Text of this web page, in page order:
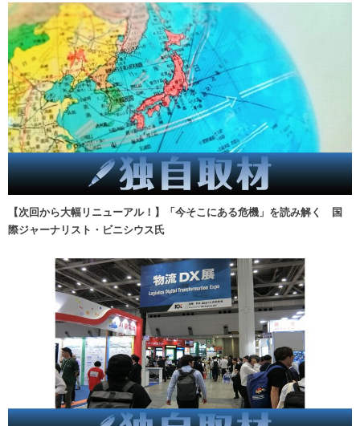
【次回から大幅リニューアル！】「今そこにある危機」を読み解く 国
際ジャーナリスト・ビニシウス氏